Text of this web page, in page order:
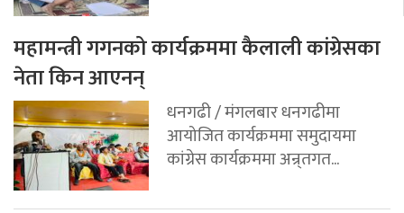
महामन्त्री गगनको कार्यक्रममा कैलाली कांग्रेसका
नेता किन आएनन्
धनगढी / मंगलबार धनगढीमा
आयोजित कार्यक्रममा समुदायमा
कांग्रेस कार्यक्रममा अन्र्तगत...